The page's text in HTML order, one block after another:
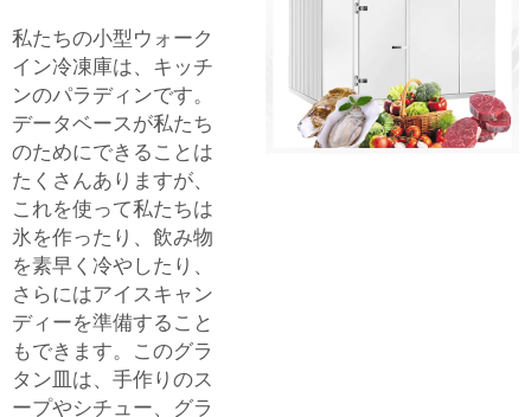
私たちの小型ウォーク
イン冷凍庫は、キッチ
ンのパラディンです。
データベースが私たち
のためにできることは
たくさんありますが、
これを使って私たちは
氷を作ったり、飲み物
を素早く冷やしたり、
さらにはアイスキャン
ディーを準備すること
もできます。このグラ
タン皿は、手作りのス
ープやシチュー、グラ